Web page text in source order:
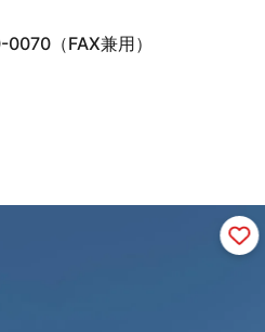
（FAX兼用）